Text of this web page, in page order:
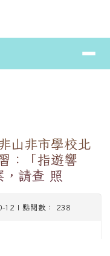
⏸
山非市學校北
：「指遊響
，請查 照
12 | 點閱數： 238